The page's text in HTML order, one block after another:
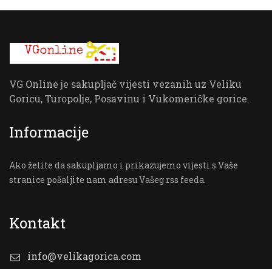
VG Online je sakupljač vijesti vezanih uz Veliku
Goricu, Turopolje, Posavinu i Vukomeričke gorice.
Informacije
Ako želite da sakupljamo i prikazujemo vijesti s Vaše
stranice pošaljite nam adresu Vašeg rss feeda.
Kontakt
info@velikagorica.com